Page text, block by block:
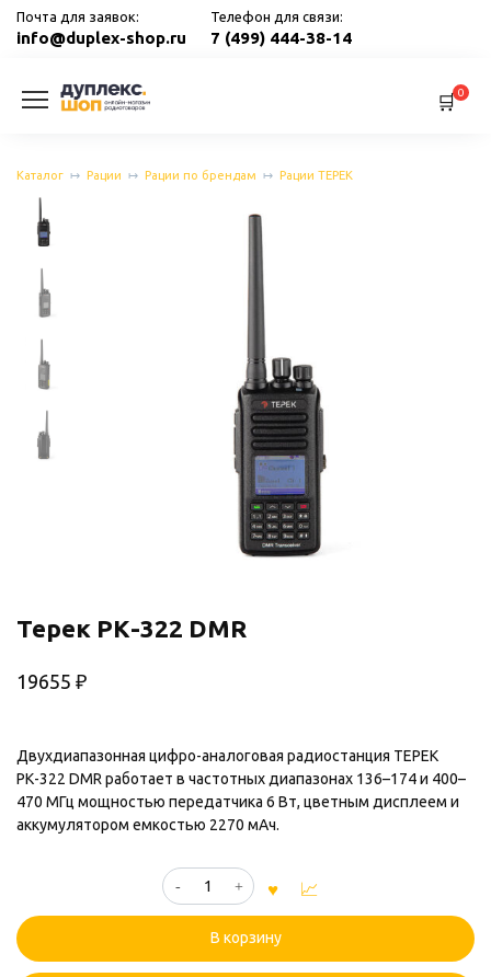
Перейти
Почта для заявок:
info@duplex-shop.ru
Телефон для связи:
7 (499) 444-38-14
0
Каталог Рации Рации по брендам Рации ТЕРЕК
Терек РК-322 DMR
19655 ₽
Двухдиапазонная цифро-аналоговая радиостанция ТЕРЕК
РК-322 DMR работает в частотных диапазонах 136–174 и 400–
470 МГц мощностью передатчика 6 Вт, цветным дисплеем и
аккумулятором емкостью 2270 мАч.
Количество
товара
РК-322
DMR
В корзину